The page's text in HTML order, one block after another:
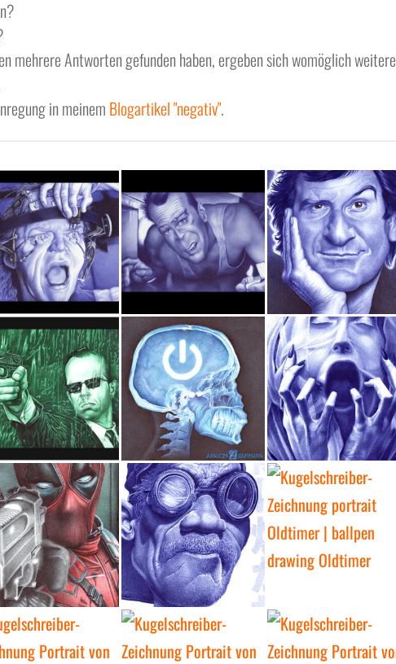
mehrere Antworten gefunden haben, ergeben sich womöglich weitere
in meinem Blogartikel "negativ".